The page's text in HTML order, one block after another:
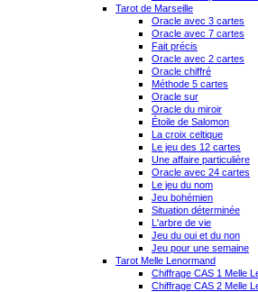
Tarot de Marseille
Oracle avec 3 cartes
Oracle avec 7 cartes
Fait précis
Oracle avec 2 cartes
Oracle chiffré
Méthode 5 cartes
Oracle sur
Oracle du miroir
Étoile de Salomon
La croix celtique
Le jeu des 12 cartes
Une affaire particulière
Oracle avec 24 cartes
Le jeu du nom
Jeu bohémien
Situation déterminée
L'arbre de vie
Jeu du oui et du non
Jeu pour une semaine
Tarot Melle Lenormand
Chiffrage CAS 1 Melle
Chiffrage CAS 2 Melle